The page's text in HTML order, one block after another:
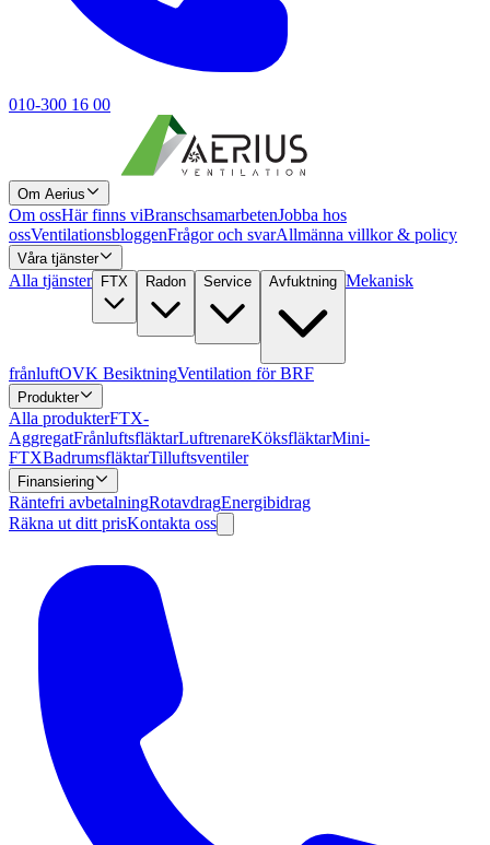
010-300 16 00
Om Aerius
Om ossHär finns viBranschsamarbetenJobba hos
ossVentilationsbloggenFrågor och svarAllmänna villkor & policy
Våra tjänster
Alla tjänster FTX Radon Service Avfuktning Mekanisk
frånluftOVK BesiktningVentilation för BRF
Produkter
Alla produkterFTX-
AggregatFrånluftsfläktarLuftrenareKöksfläktarMini-
FTXBadrumsfläktarTilluftsventiler
Finansiering
Räntefri avbetalningRotavdragEnergibidrag
Räkna ut ditt prisKontakta oss